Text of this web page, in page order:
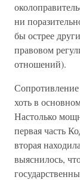
ни
бы острее
правовом
отношений).
Сопротивление
хоть в
Настолько
первая часть
вторая
выяснилось,